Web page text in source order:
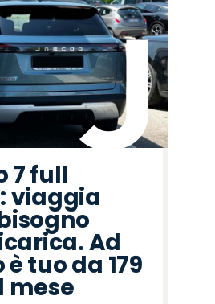
7 full
viaggia
Ad
tuo da 179
mese